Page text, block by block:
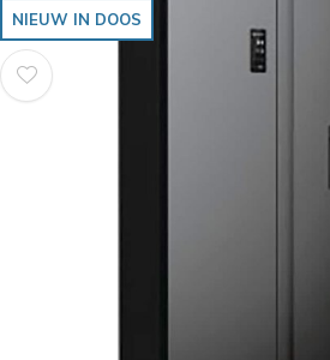
NIEUW IN DOOS